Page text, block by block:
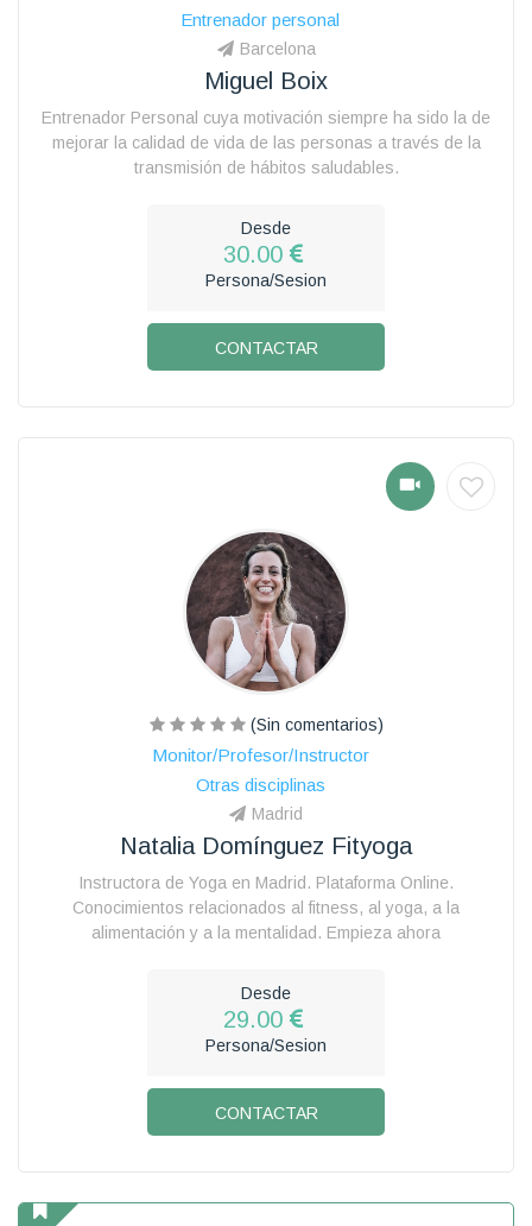
Entrenador personal
Barcelona
Miguel Boix
Entrenador Personal cuya motivación siempre ha sido la de
mejorar la calidad de vida de las personas a través de la
transmisión de hábitos saludables.
Desde
30.00
Persona/Sesion
CONTACTAR
(Sin comentarios)
Monitor/Profesor/Instructor
Otras disciplinas
Madrid
Natalia Domínguez Fityoga
Instructora de Yoga en Madrid. Plataforma Online.
Conocimientos relacionados al fitness, al yoga, a la
alimentación y a la mentalidad. Empieza ahora
Desde
29.00
Persona/Sesion
CONTACTAR